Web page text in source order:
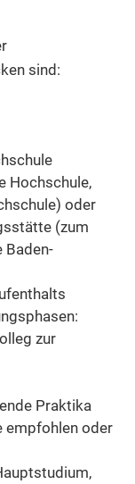
sind:
Hochschule,
oder
(zum
Baden-
zur
Praktika
empfohlen oder